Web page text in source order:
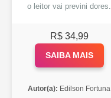
o leitor vai previni dores.
R$ 34,99
SAIBA MAIS
Autor(a): Edilson Fortuna